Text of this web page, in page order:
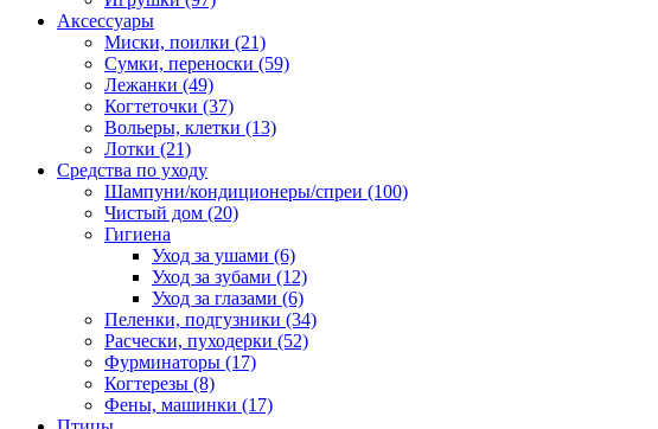
Аксессуары
Миски, поилки (21)
Сумки, переноски (59)
Лежанки (49)
Когтеточки (37)
Вольеры, клетки (13)
Лотки (21)
Средства по уходу
Шампуни/кондиционеры/спреи (100)
Чистый дом (20)
Гигиена
Уход за ушами (6)
Уход за зубами (12)
Уход за глазами (6)
Пеленки, подгузники (34)
Расчески, пуходерки (52)
Фурминаторы (17)
Когтерезы (8)
Фены, машинки (17)